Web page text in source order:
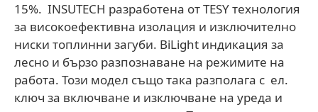
15%. INSUTECH разработена от TESY технология
за високоефективна изолация и изключително
ниски топлинни загуби. BiLight индикация за
лесно и бързо разпознаване на режимите на
работа. Този модел също така разполага с ел.
ключ за включване и изключване на уреда и